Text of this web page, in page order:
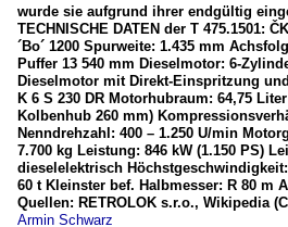
wurde sie aufgrund ihrer endgültig
TECHNISCHE DATEN der T 475.1501:
´Bo´ 1200 Spurweite: 1.435 mm
Puffer 13 540 mm Dieselmotor: 6-
Dieselmotor mit Direkt-Einspritzung
K 6 S 230 DR Motorhubraum: 64,75
Kolbenhub 260 mm)
Nenndrehzahl: 400 – 1.250 U/min
7.700 kg Leistung: 846 kW (1.150 PS)
dieselelektrisch
60 t Kleinster bef. Halbmesser: R 80 m
Quellen: RETROLOK s.r.o., Wikipedia
Armin Schwarz